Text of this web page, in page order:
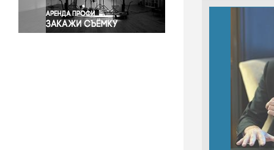
Экономика и бизнес